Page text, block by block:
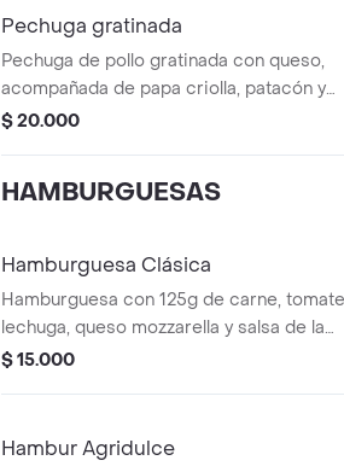
Pechuga gratinada
Pechuga de pollo gratinada con queso,
acompañada de papa criolla, patacón y
aguacate.
$ 20.000
HAMBURGUESAS
Hamburguesa Clásica
Hamburguesa con 125g de carne,
lechuga, queso mozzarella y salsa de la
casa.
$ 15.000
Hambur Agridulce